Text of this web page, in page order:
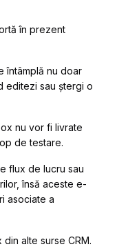
în prezent
întâmplă nu doar
editezi sau ștergi o
nu vor fi livrate
de testare.
flux de lucru sau
însă aceste e-
asociate a
alte surse CRM.